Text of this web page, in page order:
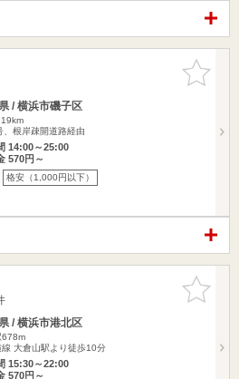
お気に入
りに追加
/ 横浜市磯子区
、根岸疎開道路経由
14:00～25:00
570円～
格安（1,000円以下）
お気に入
りに追加
/ 横浜市港北区
678m
線 大倉山駅より徒歩10分
15:30～22:00
570円～